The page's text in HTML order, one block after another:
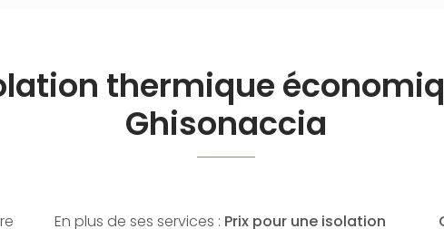
thermique
Ghisonaccia
En plus de ses services : Prix pour une isolation